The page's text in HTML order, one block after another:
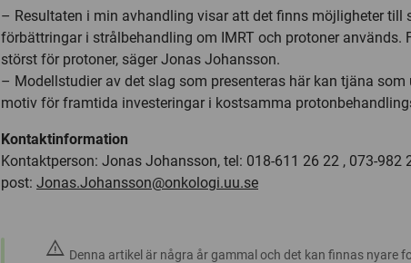
– Resultaten i min avhandling visar att det finns möjligheter till
förbättringar i strålbehandling om IMRT och protoner används.
störst för protoner, säger Jonas Johansson.
– Modellstudier av det slag som presenteras här kan tjäna som
motiv för framtida investeringar i kostsamma
Kontaktinformation
Kontaktperson: Jonas Johansson, tel: 018-611 26 22 , 073-982
post: Jonas.Johansson@onkologi.uu.se
warning Denna artikel är några år gammal och det kan finnas nyare